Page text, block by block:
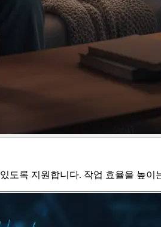
록 지원합니다. 작업 효율을 높